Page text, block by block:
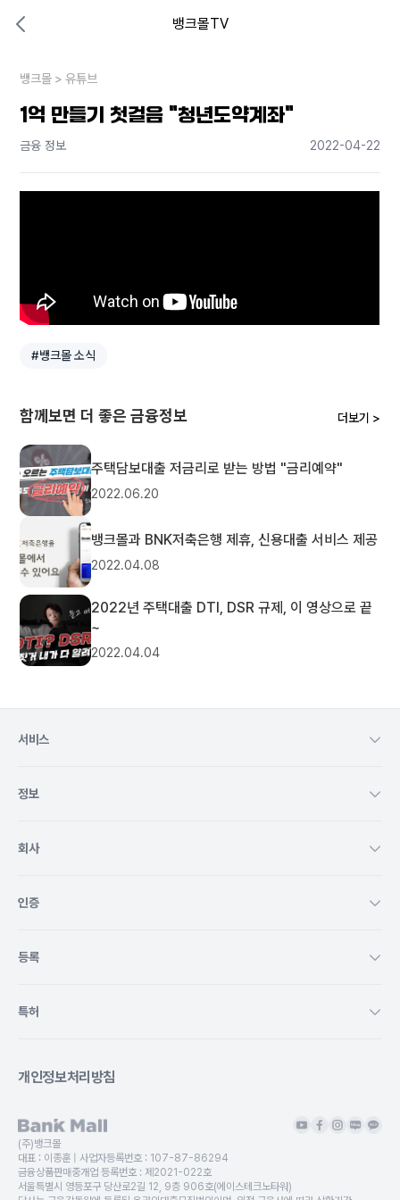
뱅크몰TV
내 상황엔 어떤 방법이 있을까?
뱅크몰 >유튜브
1억 만들기 첫걸음 "청년도약계좌"
금융 정보 2022-04-22
#뱅크몰 소식
함께보면 더 좋은 금융정보 더보기 >
주택담보대출 저금리로 받는 방법 "금리예약"
2022.06.20
뱅크몰과 BNK저축은행 제휴, 신용대출 서비스 제공
2022.04.08
2022년 주택대출 DTI, DSR 규제, 이 영상으로 끝
~
2022.04.04
서비스
정보
회사
인증
등록
특허
개인정보처리방침
(주)뱅크몰
대표 : 이종훈 | 사업자등록번호 : 107-87-86294
금융상품판매중개업 등록번호 : 제2021-022호
서울특별시 영등포구 당산로2길 12, 9층 906호(에이스테크노타워)